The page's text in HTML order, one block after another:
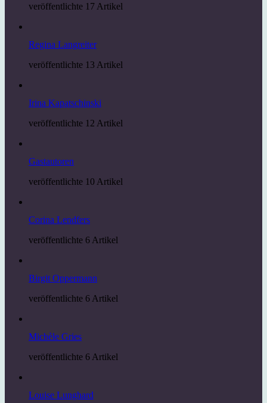
veröffentlichte 17 Artikel
Regina Langreiter
veröffentlichte 13 Artikel
Irina Kapatschinski
veröffentlichte 12 Artikel
Gastautoren
veröffentlichte 10 Artikel
Corina Lendfers
veröffentlichte 6 Artikel
Birgit Oppermann
veröffentlichte 6 Artikel
Michèle Gries
veröffentlichte 6 Artikel
Louise Lunghard